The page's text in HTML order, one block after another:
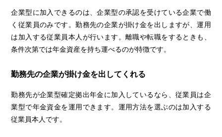
企業型に加入できるのは、企業型の承認を受けている企業で働
く従業員のみです。勤務先の企業が掛け金を出しますが、運用
は加入する従業員本人が行います。離職や転職をするときも、
条件次第では年金資産を持ち運べるのが特徴です。
勤務先の企業が掛け金を出してくれる
勤務先が企業型確定拠出年金に加入しているなら、従業員は企
業型で年金資金を運用できます。運用方法を選ぶのは加入する
従業員本人です。